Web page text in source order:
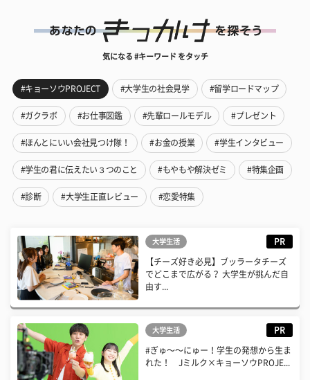
気になる #キーワード をタッチ
#キョーソウPROJECT #大学生の社会見学 #留学ロードマップ
#ガクラボ #お仕事図鑑 #先輩ロールモデル #プレゼント
#ほんとにいい会社見つけ隊！ #お金の授業 #学生インタビュー
#学生の君に伝えたい３つのこと #もやもや解決ゼミ #特集企画
#診断 #大学生正直レビュー #恋愛特集
大学生活 PR
【チーズ好き必見】ブッラータチーズ
でどこまで広がる？ 大学生が挑んだ自
由す...
大学生活 PR
#ぎゅ〜〜にゅー！学生の発想から生ま
れた！ Jミルク×キョーソウPROJE...